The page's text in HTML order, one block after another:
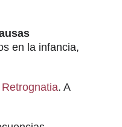
en la infancia,
Retrognatia. A